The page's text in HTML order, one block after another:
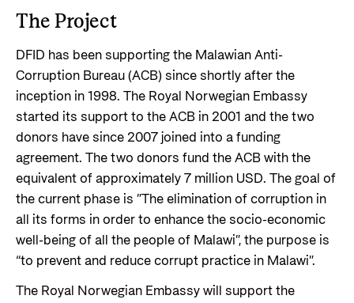
The Project
DFID has been supporting the Malawian Anti-
Corruption Bureau (ACB) since shortly after the
inception in 1998. The Royal Norwegian Embassy
started its support to the ACB in 2001 and the two
donors have since 2007 joined into a funding
agreement. The two donors fund the ACB with the
equivalent of approximately 7 million USD. The goal of
the current phase is ”The elimination of corruption in
all its forms in order to enhance the socio-economic
well-being of all the people of Malawi”, the purpose is
“to prevent and reduce corrupt practice in Malawi”.
The Royal Norwegian Embassy will support the